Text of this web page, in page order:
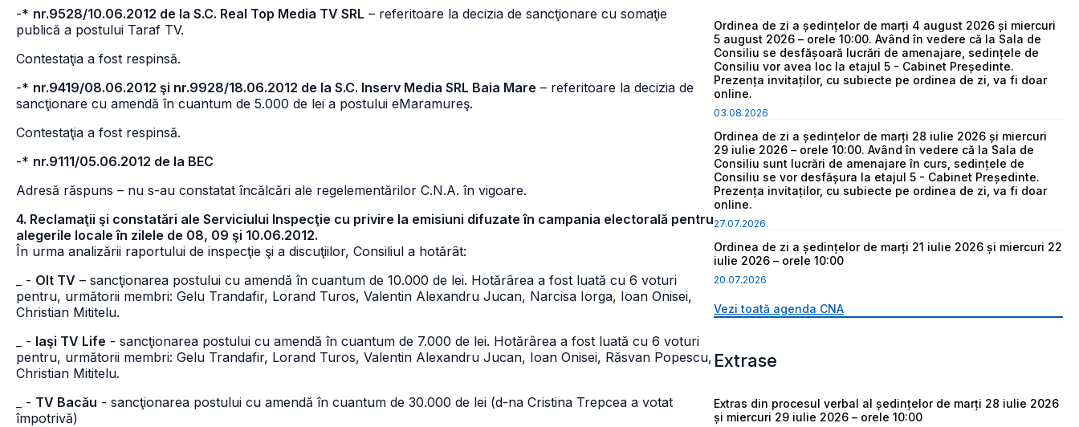
-* nr.9528/10.06.2012 de la S.C. Real Top Media TV SRL – referitoare la decizia de sancţionare cu somaţie
publică a postului Taraf TV.
Contestaţia a fost respinsă.
-* nr.9419/08.06.2012 şi nr.9928/18.06.2012 de la S.C. Inserv Media SRL Baia Mare – referitoare la decizia de
sancţionare cu amendă în cuantum de 5.000 de lei a postului eMaramureş.
Contestaţia a fost respinsă.
-* nr.9111/05.06.2012 de la BEC
Adresă răspuns – nu s-au constatat încălcări ale regelementărilor C.N.A. în vigoare.
4. Reclamaţii şi constatări ale Serviciului Inspecţie cu privire la emisiuni difuzate în campania electorală pentru
alegerile locale în zilele de 08, 09 şi 10.06.2012.
În urma analizării raportului de inspecţie şi a discuţiilor, Consiliul a hotărât:
_ - Olt TV – sancţionarea postului cu amendă în cuantum de 10.000 de lei. Hotărârea a fost luată cu 6 voturi
pentru, următorii membri: Gelu Trandafir, Lorand Turos, Valentin Alexandru Jucan, Narcisa Iorga, Ioan Onisei,
Christian Mititelu.
_ - Iaşi TV Life - sancţionarea postului cu amendă în cuantum de 7.000 de lei. Hotărârea a fost luată cu 6 voturi
pentru, următorii membri: Gelu Trandafir, Lorand Turos, Valentin Alexandru Jucan, Ioan Onisei, Răsvan Popescu,
Christian Mititelu.
_ - TV Bacău - sancţionarea postului cu amendă în cuantum de 30.000 de lei (d-na Cristina Trepcea a votat
împotrivă)
Ordinea de zi a ședințelor de marți 4 august 2026 și miercuri
5 august 2026 – orele 10:00. Având în vedere că la Sala de
Consiliu se desfășoară lucrări de amenajare, sedințele de
Consiliu vor avea loc la etajul 5 - Cabinet Președinte.
Prezența invitaților, cu subiecte pe ordinea de zi, va fi doar
online.
03.08.2026
Ordinea de zi a ședințelor de marți 28 iulie 2026 și miercuri
29 iulie 2026 – orele 10:00. Având în vedere că la Sala de
Consiliu sunt lucrări de amenajare în curs, sedințele de
Consiliu se vor desfășura la etajul 5 - Cabinet Președinte.
Prezența invitaților, cu subiecte pe ordinea de zi, va fi doar
online.
27.07.2026
Ordinea de zi a ședințelor de marți 21 iulie 2026 și miercuri 22
iulie 2026 – orele 10:00
20.07.2026
Vezi toată agenda CNA
Extrase
Extras din procesul verbal al ședințelor de marți 28 iulie 2026
și miercuri 29 iulie 2026 – orele 10:00